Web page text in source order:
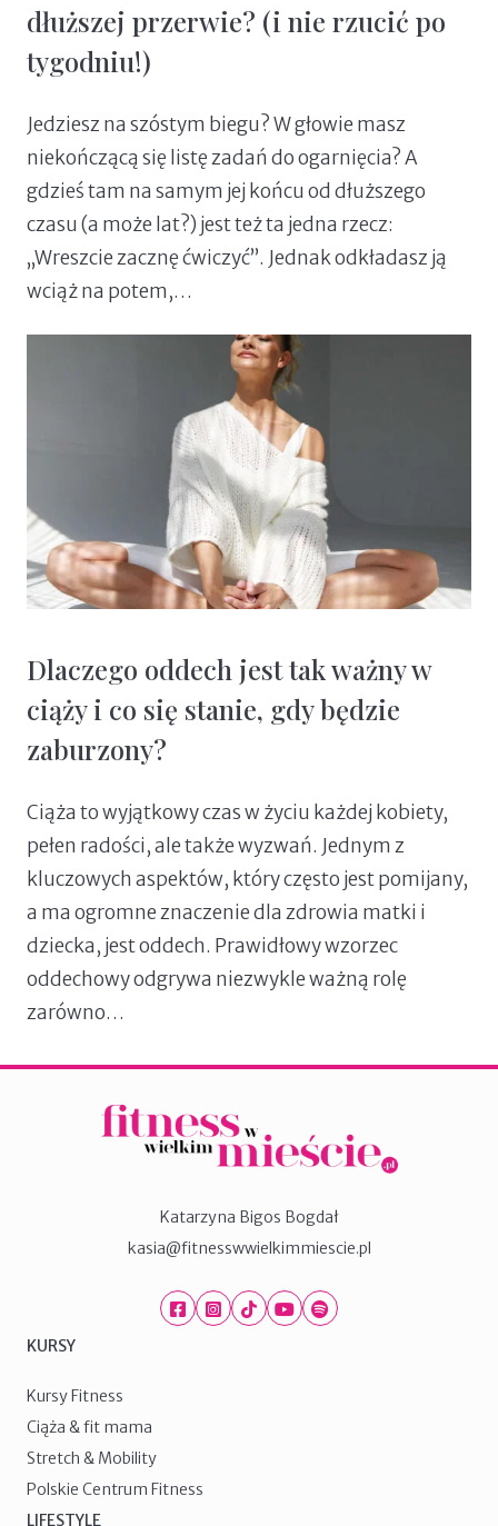
dłuższej przerwie? (i nie rzucić po
tygodniu!)
Jedziesz na szóstym biegu? W głowie masz
niekończącą się listę zadań do ogarnięcia? A
gdzieś tam na samym jej końcu od dłuższego
czasu (a może lat?) jest też ta jedna rzecz:
„Wreszcie zacznę ćwiczyć”. Jednak odkładasz ją
wciąż na potem,…
Dlaczego oddech jest tak ważny w
ciąży i co się stanie, gdy będzie
zaburzony?
Ciąża to wyjątkowy czas w życiu każdej kobiety,
pełen radości, ale także wyzwań. Jednym z
kluczowych aspektów, który często jest pomijany,
a ma ogromne znaczenie dla zdrowia matki i
dziecka, jest oddech. Prawidłowy wzorzec
oddechowy odgrywa niezwykle ważną rolę
zarówno…
Katarzyna Bigos Bogdał
kasia@fitnesswwielkimmiescie.pl
Facebook
Instagram
TikTokYoutubeSpotify
KURSY
Kursy Fitness
Ciąża & fit mama
Stretch & Mobility
Polskie Centrum Fitness
LIFESTYLE